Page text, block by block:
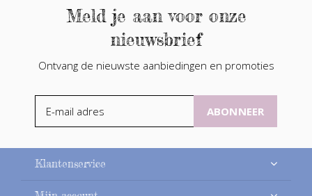
Meld je aan voor onze
nieuwsbrief
Ontvang de nieuwste aanbiedingen en promoties
ABONNEER
Klantenservice